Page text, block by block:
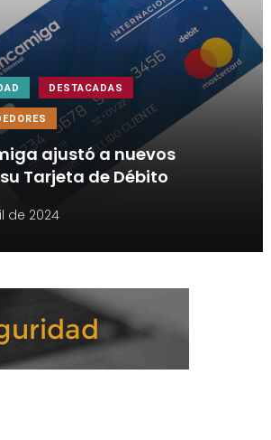
DESTACADAS
ajustó a nuevos
Tarjeta de Débito
de 2024